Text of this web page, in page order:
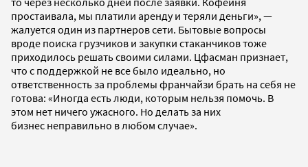
простаивала, мы платили аренду и теряли деньги», —
жалуется один из партнеров сети. Бытовые вопросы
вроде поиска грузчиков и закупки стаканчиков тоже
приходилось решать своими силами. Цфасман признает,
что с поддержкой не все было идеально, но
ответственность за проблемы франчайзи брать на себя не
готова: «Иногда есть люди, которым нельзя помочь. В
этом нет ничего ужасного. Но делать за них
бизнес неправильно в любом случае».